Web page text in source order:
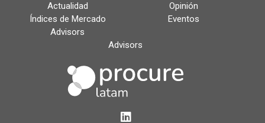
Actualidad
Opinión
Índices de Mercado
Eventos
Advisors
Advisors
LinkedIn